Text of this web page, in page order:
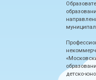
детско-